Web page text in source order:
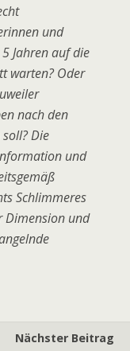
und
Jahren auf die
warten? Oder
nach den
Die
und
Schlimmeres
Dimension und
Nächster Beitrag